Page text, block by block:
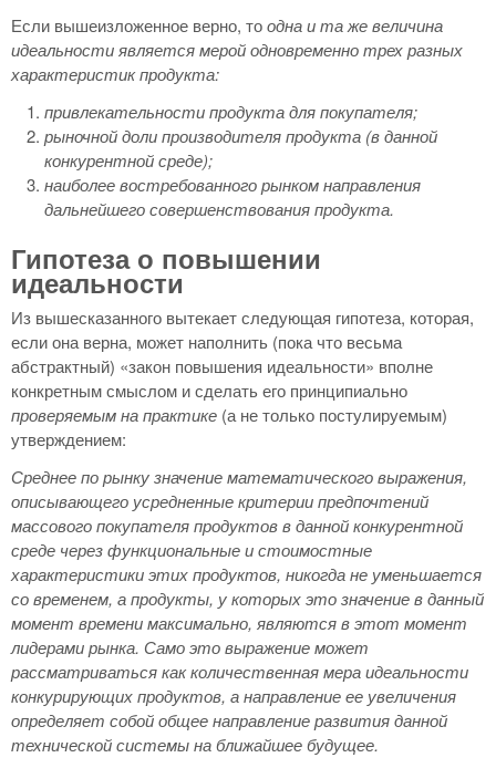
Если вышеизложенное верно, тоодна и та же величина
идеальности является мерой одновременно трех разных
характеристик продукта:
привлекательности продукта для покупателя;
рыночной доли производителя продукта (в данной
конкурентной среде);
наиболее востребованного рынком направления
дальнейшего совершенствования продукта.
Гипотеза о повышении
идеальности
Из вышесказанного вытекает следующая гипотеза, которая,
если она верна, может наполнить (пока что весьма
абстрактный) «закон повышения идеальности» вполне
конкретным смыслом и сделать его принципиально
проверяемым на практике (а не только постулируемым)
утверждением:
Среднее по рынку значение математического выражения,
описывающего усредненные критерии предпочтений
массового покупателя продуктов в данной конкурентной
среде через функциональные и стоимостные
характеристики этих продуктов, никогда не уменьшается
со временем, а продукты, у которых это значение в данный
момент времени максимально, являются в этот момент
лидерами рынка. Само это выражение может
рассматриваться как количественная мера идеальности
конкурирующих продуктов, а направление ее увеличения
определяет собой общее направление развития данной
технической системы на ближайшее будущее.